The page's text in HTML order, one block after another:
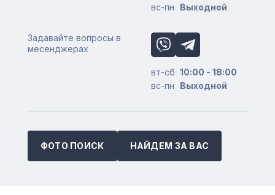
вс-пн
Выходной
Задавайте вопросы в
месенджерах
вт-сб 10:00 - 18:00
вс-пн
Выходной
ФОТО ПОИСК НАЙДЕМ ЗА ВАС